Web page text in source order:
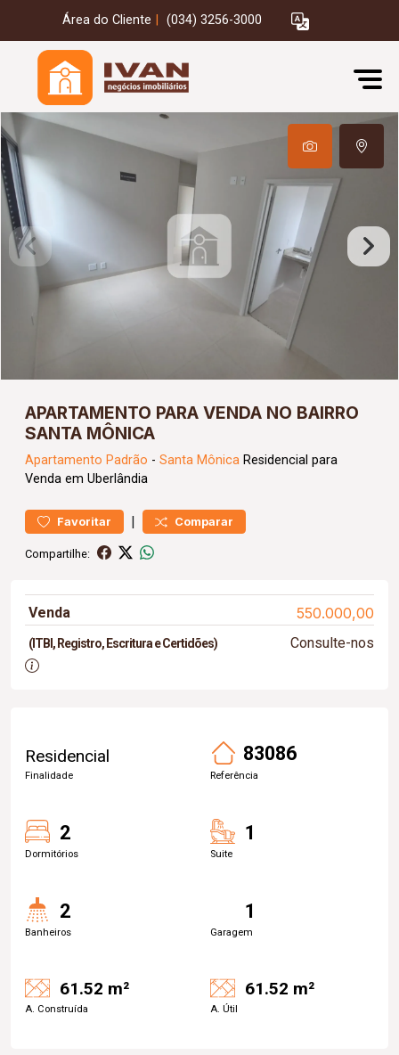
Área do Cliente (034) 3256-3000
APARTAMENTO PARA VENDA NO BAIRRO
SANTA MÔNICA
Apartamento Padrão - Santa Mônica Residencial para
Venda em Uberlândia
Favoritar | Comparar
Compartilhe:
Venda 550.000,00
(ITBI, Registro, Escritura e Certidões) Consulte-nos
Residencial
Finalidade
83086
Referência
2
Dormitórios
1
Suite
2
Banheiros
1
Garagem
61.52 m²
A. Construída
61.52 m²
A. Útil